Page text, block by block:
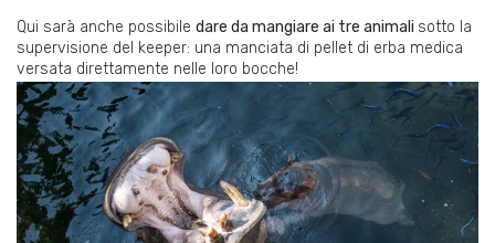
Qui sarà anche possibile dare da mangiare ai tre animali sotto la
supervisione del keeper: una manciata di pellet di erba medica
versata direttamente nelle loro bocche!